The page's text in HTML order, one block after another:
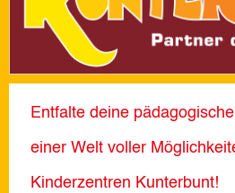
Entfalte deine
einer Welt voller
Kinderzentren Kunterbunt!